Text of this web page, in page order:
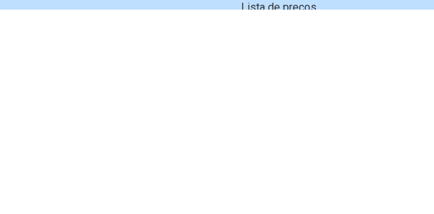
Lista de preços